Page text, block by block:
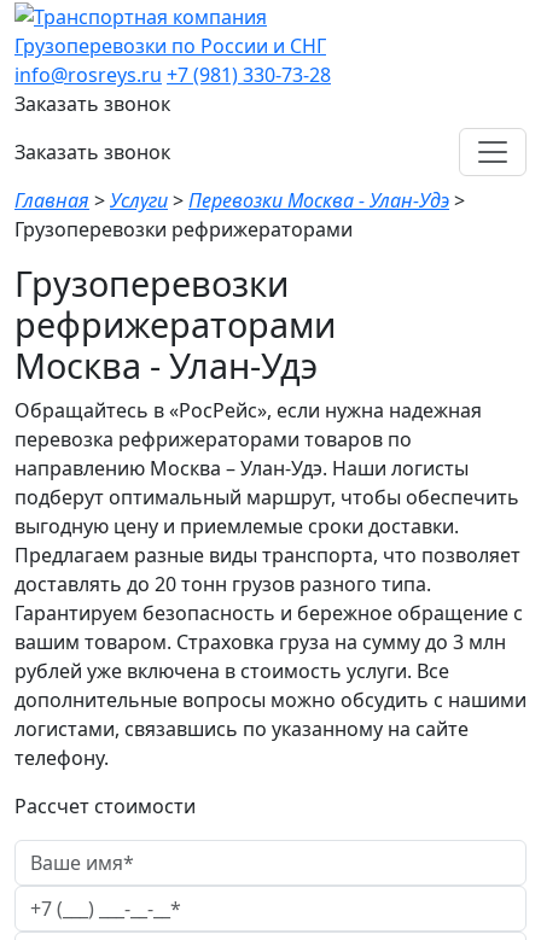
Грузоперевозки по России и СНГ
info@rosreys.ru +7 (981) 330-73-28
Заказать звонок
Заказать звонок
Главная >Услуги>Перевозки Москва - Улан-Удэ>
Грузоперевозки рефрижераторами
Грузоперевозки
рефрижераторами
Москва - Улан-Удэ
Обращайтесь в «РосРейс», если нужна надежная
перевозка рефрижераторами товаров по
направлению Москва – Улан-Удэ. Наши логисты
подберут оптимальный маршрут, чтобы обеспечить
выгодную цену и приемлемые сроки доставки.
Предлагаем разные виды транспорта, что позволяет
доставлять до 20 тонн грузов разного типа.
Гарантируем безопасность и бережное обращение с
вашим товаром. Страховка груза на сумму до 3 млн
рублей уже включена в стоимость услуги. Все
дополнительные вопросы можно обсудить с нашими
логистами, связавшись по указанному на сайте
телефону.
Рассчет стоимости